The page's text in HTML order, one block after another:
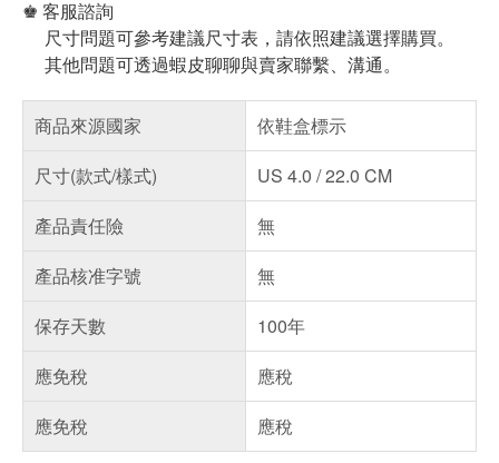
♚ 客服諮詢
尺寸問題可參考建議尺寸表，請依照建議選擇購買。
其他問題可透過蝦皮聊聊與賣家聯繫、溝通。
商品來源國家
依鞋盒標示
尺寸(款式/樣式)
US 4.0 / 22.0 CM
產品責任險
無
產品核准字號
無
保存天數
100年
應免稅
應稅
應免稅
應稅
詐騙網頁！請小心！